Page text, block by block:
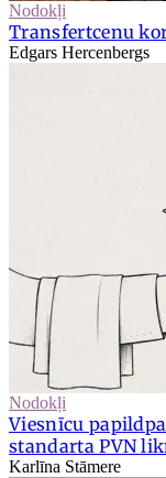
Nodokļi
Transfertcenu
Edgars Hercenbergs
Nodokļi
Viesnīcu
standarta PVN
Karlīna Stāmere